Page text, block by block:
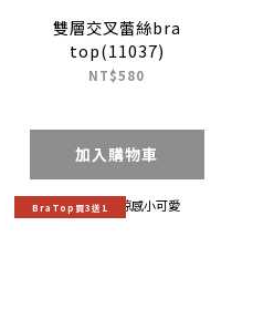
雙層交叉蕾絲bra
top(11037)
NT$580
加入購物車
BraTop買3送1